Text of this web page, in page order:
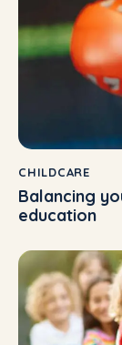
CHILDCARE
Balancing
education